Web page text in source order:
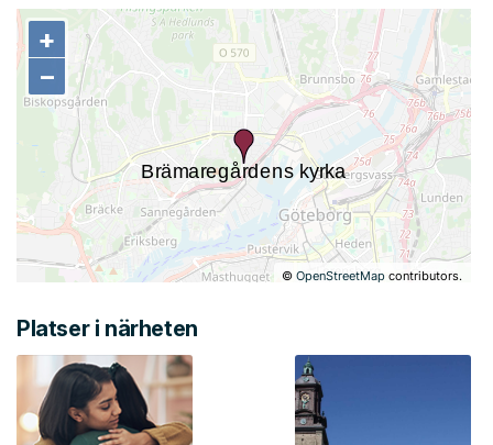
+
−
©OpenStreetMap contributors.
+
−
Platser i närheten